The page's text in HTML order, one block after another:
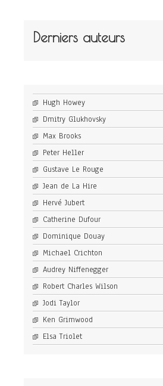
Derniers auteurs
Hugh Howey
Dmitry Glukhovsky
Max Brooks
Peter Heller
Gustave Le Rouge
Jean de La Hire
Hervé Jubert
Catherine Dufour
Dominique Douay
Michael Crichton
Audrey Niffenegger
Robert Charles Wilson
Jodi Taylor
Ken Grimwood
Elsa Triolet